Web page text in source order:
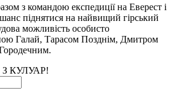
з командою експедиції на Еверест і
піднятися на найвищий гірський
можливість особисто
Галай, Тарасом Позднім, Дмитром
КУЛУАР!